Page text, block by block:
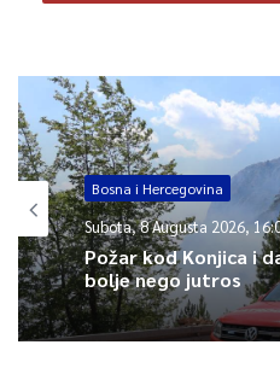
0
Article
Bosna i Hercegovina
Subota, 8 Augusta 2026,
Požar kod Konjica i
bolje nego jutros